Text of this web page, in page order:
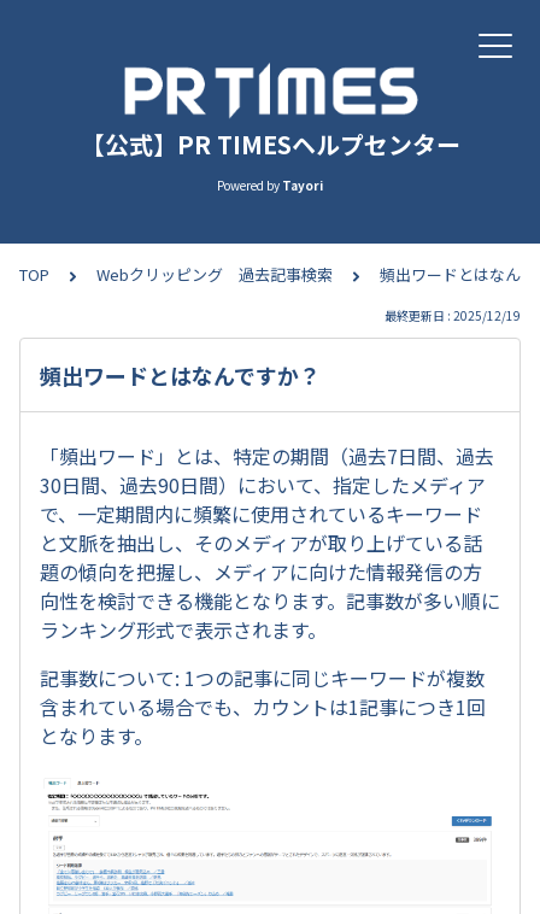
【公式】PR TIMESヘルプセンター
Powered by Tayori
TOP Webクリッピング 過去記事検索 頻出ワードとはなんで
最終更新日 : 2025/12/19
頻出ワードとはなんですか？
「頻出ワード」とは、特定の期間（過去7日間、過去
30日間、過去90日間）において、指定したメディア
で、一定期間内に頻繁に使用されているキーワード
と文脈を抽出し、そのメディアが取り上げている話
題の傾向を把握し、メディアに向けた情報発信の方
向性を検討できる機能となります。記事数が多い順に
ランキング形式で表示されます。
記事数について: 1つの記事に同じキーワードが複数
含まれている場合でも、カウントは1記事につき1回
となります。